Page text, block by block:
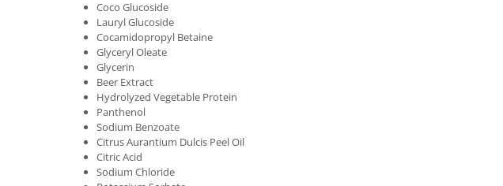
Coco Glucoside
Lauryl Glucoside
Cocamidopropyl Betaine
Glyceryl Oleate
Glycerin
Beer Extract
Hydrolyzed Vegetable Protein
Panthenol
Sodium Benzoate
Citrus Aurantium Dulcis Peel Oil
Citric Acid
Sodium Chloride